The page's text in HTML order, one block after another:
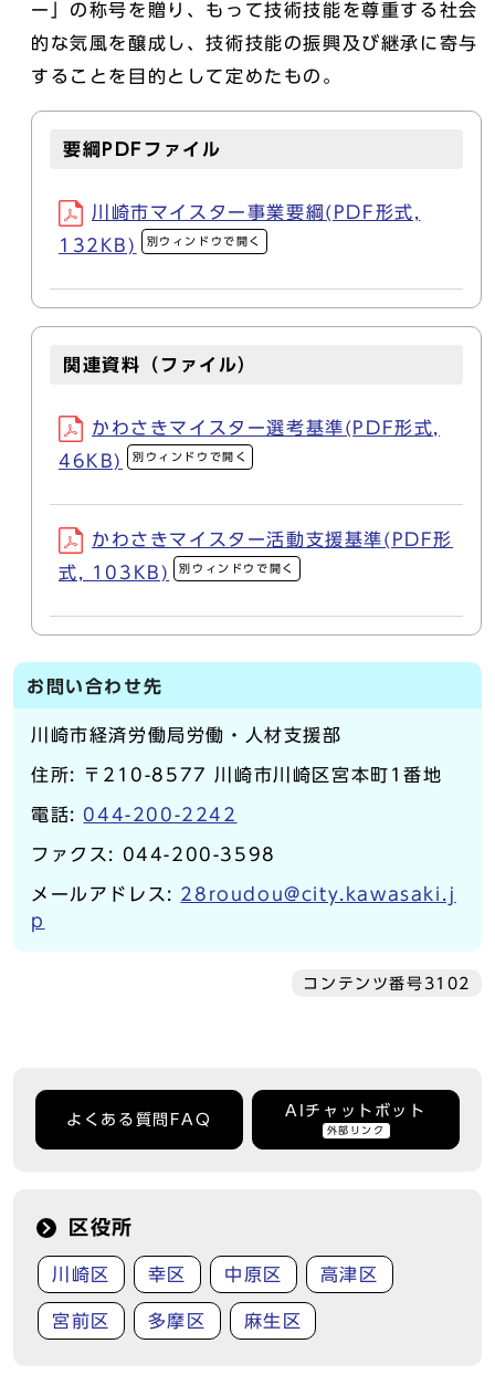
ー」の称号を贈り、もって技術技能を尊重する社会
的な気風を醸成し、技術技能の振興及び継承に寄与
することを目的として定めたもの。
要綱PDFファイル
川崎市マイスター事業要綱(PDF形式,
132KB)
別ウィンドウで開く
関連資料（ファイル）
かわさきマイスター選考基準(PDF形式,
46KB)
別ウィンドウで開く
かわさきマイスター活動支援基準(PDF形
式, 103KB)
別ウィンドウで開く
お問い合わせ先
川崎市経済労働局労働・人材支援部
住所: 〒210-8577 川崎市川崎区宮本町1番地
電話: 044-200-2242
ファクス: 044-200-3598
メールアドレス: 28roudou@city.kawasaki.j
p
コンテンツ番号3102
よくある質問FAQ
AIチャットボット
外部リンク
区役所
川崎区 幸区 中原区 高津区
宮前区 多摩区 麻生区